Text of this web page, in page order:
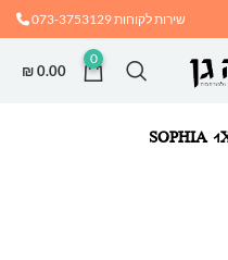
שירות לקוחות073-3753129
0
₪0.00